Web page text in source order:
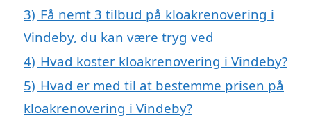
3) Få nemt 3 tilbud på kloakrenovering i
Vindeby, du kan være tryg ved
4) Hvad koster kloakrenovering i Vindeby?
5) Hvad er med til at bestemme prisen på
kloakrenovering i Vindeby?